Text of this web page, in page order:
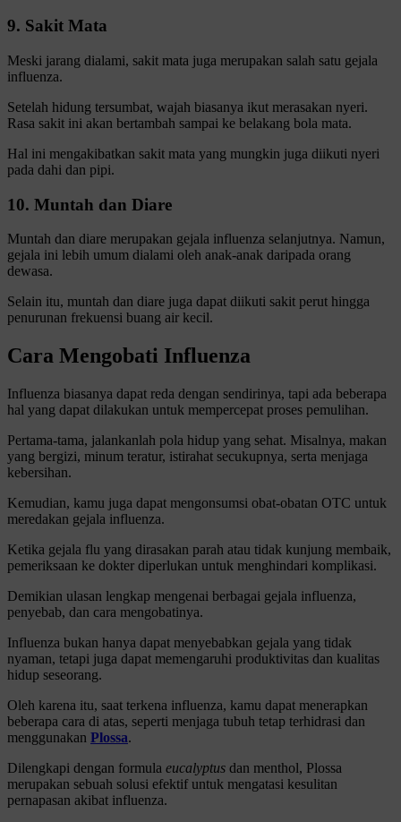
9. Sakit Mata
Meski jarang dialami, sakit mata juga merupakan salah satu gejala
influenza.
Setelah hidung tersumbat, wajah biasanya ikut merasakan nyeri.
Rasa sakit ini akan bertambah sampai ke belakang bola mata.
Hal ini mengakibatkan sakit mata yang mungkin juga diikuti nyeri
pada dahi dan pipi.
10. Muntah dan Diare
Muntah dan diare merupakan gejala influenza selanjutnya. Namun,
gejala ini lebih umum dialami oleh anak-anak daripada orang
dewasa.
Selain itu, muntah dan diare juga dapat diikuti sakit perut hingga
penurunan frekuensi buang air kecil.
Cara Mengobati Influenza
Influenza biasanya dapat reda dengan sendirinya, tapi ada beberapa
hal yang dapat dilakukan untuk mempercepat proses pemulihan.
Pertama-tama, jalankanlah pola hidup yang sehat. Misalnya, makan
yang bergizi, minum teratur, istirahat secukupnya, serta menjaga
kebersihan.
Kemudian, kamu juga dapat mengonsumsi obat-obatan OTC untuk
meredakan gejala influenza.
Ketika gejala flu yang dirasakan parah atau tidak kunjung membaik,
pemeriksaan ke dokter diperlukan untuk menghindari komplikasi.
Demikian ulasan lengkap mengenai berbagai gejala influenza,
penyebab, dan cara mengobatinya.
Influenza bukan hanya dapat menyebabkan gejala yang tidak
nyaman, tetapi juga dapat memengaruhi produktivitas dan kualitas
hidup seseorang.
Oleh karena itu, saat terkena influenza, kamu dapat menerapkan
beberapa cara di atas, seperti menjaga tubuh tetap terhidrasi dan
menggunakan Plossa.
Dilengkapi dengan formula eucalyptus dan menthol, Plossa
merupakan sebuah solusi efektif untuk mengatasi kesulitan
pernapasan akibat influenza.